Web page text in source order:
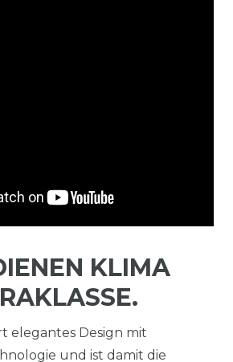
KLIMA
elegantes Design mit
und ist damit die